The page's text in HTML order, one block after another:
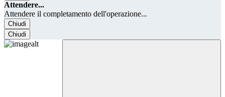
Attendere...
Attendere il completamento dell'operazione...
Chiudi
Chiudi